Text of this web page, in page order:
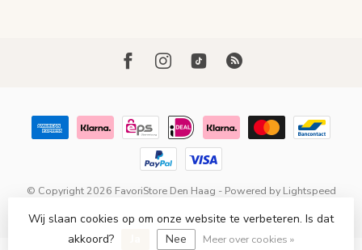
© Copyright 2026 FavoriStore Den Haag - Powered by Lightspeed
Wij slaan cookies op om onze website te verbeteren. Is dat
akkoord?
Nee Meer over cookies »